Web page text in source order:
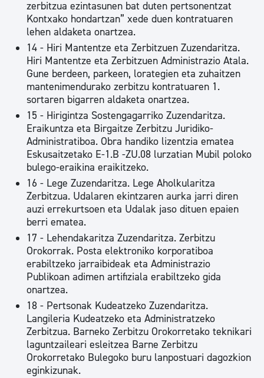
zerbitzua ezintasunen bat duten pertsonentzat
Kontxako hondartzan” xede duen kontratuaren
lehen aldaketa onartzea.
14 - Hiri Mantentze eta Zerbitzuen Zuzendaritza.
Hiri Mantentze eta Zerbitzuen Administrazio Atala.
Gune berdeen, parkeen, lorategien eta zuhaitzen
mantenimendurako zerbitzu kontratuaren 1.
sortaren bigarren aldaketa onartzea.
15 - Hirigintza Sostengagarriko Zuzendaritza.
Eraikuntza eta Birgaitze Zerbitzu Juridiko-
Administratiboa. Obra handiko lizentzia ematea
Eskusaitzetako E-1.B -ZU.08 lurzatian Mubil poloko
bulego-eraikina eraikitzeko.
16 - Lege Zuzendaritza. Lege Aholkularitza
Zerbitzua. Udalaren ekintzaren aurka jarri diren
auzi errekurtsoen eta Udalak jaso dituen epaien
berri ematea.
17 - Lehendakaritza Zuzendaritza. Zerbitzu
Orokorrak. Posta elektroniko korporatiboa
erabiltzeko jarraibideak eta Administrazio
Publikoan adimen artifiziala erabiltzeko gida
onartzea.
18 - Pertsonak Kudeatzeko Zuzendaritza.
Langileria Kudeatzeko eta Administratzeko
Zerbitzua. Barneko Zerbitzu Orokorretako teknikari
laguntzaileari esleitzea Barne Zerbitzu
Orokorretako Bulegoko buru lanpostuari dagozkion
eginkizunak.